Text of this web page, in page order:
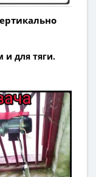
и для тяги.